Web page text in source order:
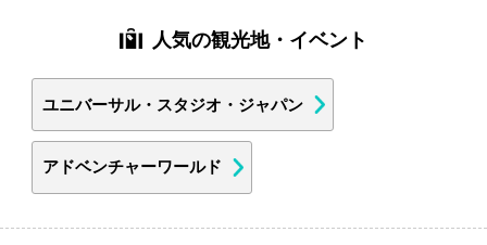
人気の観光地・イベント
ユニバーサル・スタジオ・ジャパン
アドベンチャーワールド